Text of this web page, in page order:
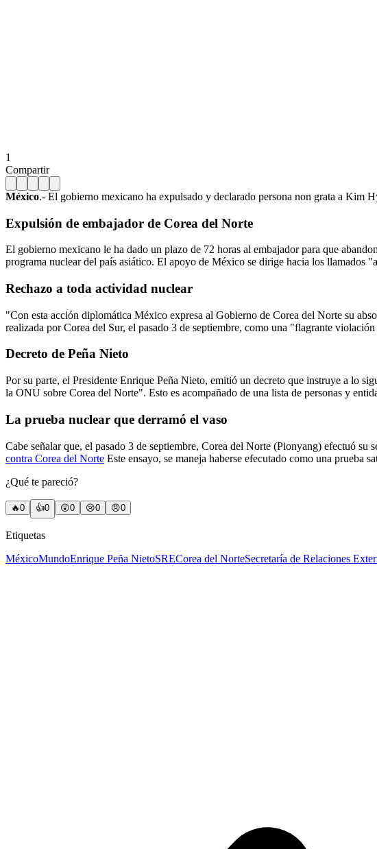
1
Compartir
México.- El gobierno mexicano ha expulsado y declarado persona non grata a Kim
Expulsión de embajador de Corea del Norte
El gobierno mexicano le ha dado un plazo de 72 horas al embajador para que
programa nuclear del país asiático. El apoyo de México se dirige hacia los llamados
Rechazo a toda actividad nuclear
"Con esta acción diplomática México expresa al Gobierno de Corea del Norte su
realizada por Corea del Sur, el pasado 3 de septiembre, como una "flagrante
Decreto de Peña Nieto
Por su parte, el Presidente Enrique Peña Nieto, emitió un decreto que instruye a lo
la ONU sobre Corea del Norte". Esto es acompañado de una lista de personas y
La prueba nuclear que derramó el vaso
Cabe señalar que, el pasado 3 de septiembre, Corea del Norte (Pionyang) efectuó su
contra Corea del Norte Este ensayo, se maneja haberse efecutado como una prueba
¿Qué te pareció?
🔥0 👍0 😲0 😢0 😠0
Etiquetas
MéxicoMundoEnrique Peña NietoSRECorea del NorteSecretaría de Relaciones